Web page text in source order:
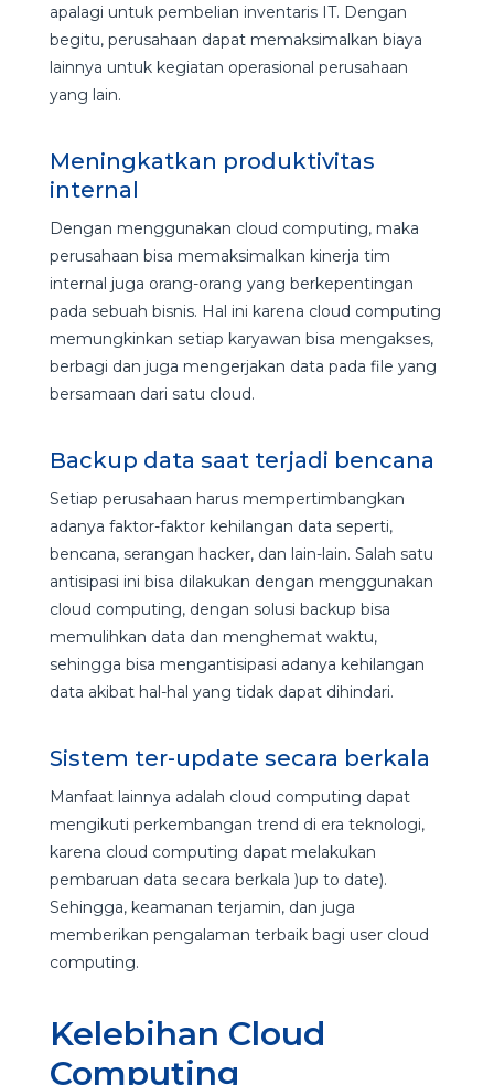
apalagi untuk pembelian inventaris IT. Dengan
begitu, perusahaan dapat memaksimalkan biaya
lainnya untuk kegiatan operasional perusahaan
yang lain.
Meningkatkan produktivitas
internal
Dengan menggunakan cloud computing, maka
perusahaan bisa memaksimalkan kinerja tim
internal juga orang-orang yang berkepentingan
pada sebuah bisnis. Hal ini karena cloud computing
memungkinkan setiap karyawan bisa mengakses,
berbagi dan juga mengerjakan data pada file yang
bersamaan dari satu cloud.
Backup data saat terjadi bencana
Setiap perusahaan harus mempertimbangkan
adanya faktor-faktor kehilangan data seperti,
bencana, serangan hacker, dan lain-lain. Salah satu
antisipasi ini bisa dilakukan dengan menggunakan
cloud computing, dengan solusi backup bisa
memulihkan data dan menghemat waktu,
sehingga bisa mengantisipasi adanya kehilangan
data akibat hal-hal yang tidak dapat dihindari.
Sistem ter-update secara berkala
Manfaat lainnya adalah cloud computing dapat
mengikuti perkembangan trend di era teknologi,
karena cloud computing dapat melakukan
pembaruan data secara berkala )up to date).
Sehingga, keamanan terjamin, dan juga
memberikan pengalaman terbaik bagi user cloud
computing.
Kelebihan Cloud
Computing